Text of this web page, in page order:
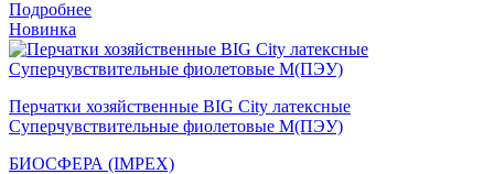
Подробнее
Новинка
Перчатки хозяйственные BIG City латексные
Суперчувствительные фиолетовые M(ПЭУ)
БИОСФЕРА (IMPEX)